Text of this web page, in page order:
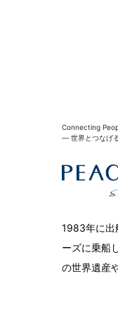
Connecting
― 世界とつなげ
1983年に出
ーズに乗船
の世界遺産